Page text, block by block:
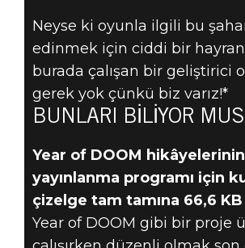
BUNLARI
BILIYOR
MUSUN?
BAŞLAYAN
Neyse ki oyunla ilgili bu
edinmek için ciddi bir
burada çalışan bir geliştirici
gerek yok çünkü biz varız!*
BUNLARI BİLİYOR
Year of DOOM hikâyelerinin
yayınlanma programı için
çizelge tam tamına 66,6 KB
Year of DOOM gibi bir proje